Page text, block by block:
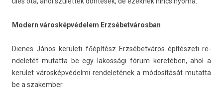
Modern városképvédelem Erzsébet­város­ban
Di­enes János kerületi főépítész Erzsébetváros építészeti re­
ndeletét mutat­ta be egy lakos­sági fórum keretében, ahol a
kerület városképvédelmi re­ndeletének a módosítását mutat­ta
be a szakemb­er.